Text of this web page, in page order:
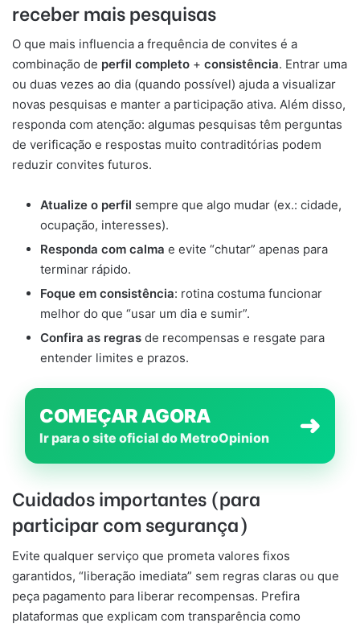
receber mais pesquisas
O que mais influencia a frequência de convites é a
combinação de perfil completo + consistência. Entrar uma
ou duas vezes ao dia (quando possível) ajuda a visualizar
novas pesquisas e manter a participação ativa. Além disso,
responda com atenção: algumas pesquisas têm perguntas
de verificação e respostas muito contraditórias podem
reduzir convites futuros.
Atualize o perfil sempre que algo mudar (ex.: cidade,
ocupação, interesses).
Responda com calma e evite “chutar” apenas para
terminar rápido.
Foque em consistência: rotina costuma funcionar
melhor do que “usar um dia e sumir”.
Confira as regras de recompensas e resgate para
entender limites e prazos.
COMEÇAR AGORA
Ir para o site oficial do MetroOpinion ➜
Cuidados importantes (para
participar com segurança)
Evite qualquer serviço que prometa valores fixos
garantidos, “liberação imediata” sem regras claras ou que
peça pagamento para liberar recompensas. Prefira
plataformas que explicam com transparência como